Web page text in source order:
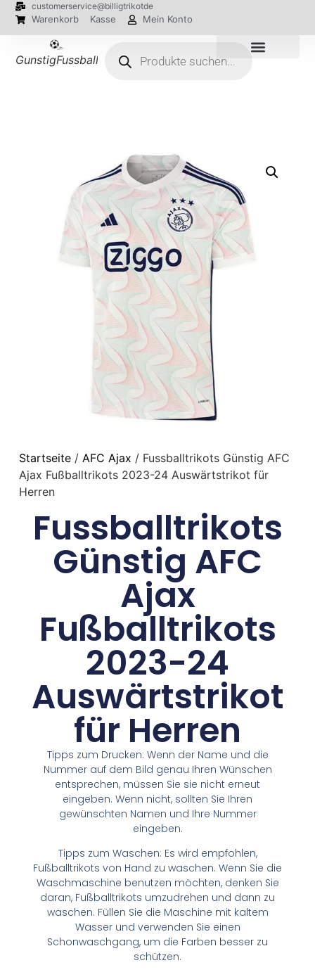
customerservice@billigtrikotde
Warenkorb Kasse Mein Konto
GunstigFussballTrikot
Startseite/ AFC Ajax / Fussballtrikots Günstig AFC
Ajax Fußballtrikots 2023-24 Auswärtstrikot für
Herren
Fussballtrikots
Günstig AFC
Ajax
Fußballtrikots
2023-24
Auswärtstrikot
für Herren
Tipps zum Drucken: Wenn der Name und die
Nummer auf dem Bild genau Ihren Wünschen
entsprechen, müssen Sie sie nicht erneut
eingeben. Wenn nicht, sollten Sie Ihren
gewünschten Namen und Ihre Nummer
eingeben.
Tipps zum Waschen: Es wird empfohlen,
Fußballtrikots von Hand zu waschen. Wenn Sie die
Waschmaschine benutzen möchten, denken Sie
daran, Fußballtrikots umzudrehen und dann zu
waschen. Füllen Sie die Maschine mit kaltem
Wasser und verwenden Sie einen
Schonwaschgang, um die Farben besser zu
schützen.